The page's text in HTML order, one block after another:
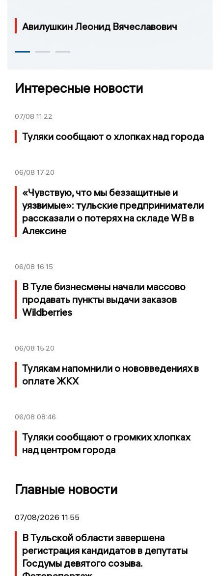
Авилушкин Леонид Вячеславович
Интересные новости
07/08 11:22
Туляки сообщают о хлопках над города
06/08 17:20
«Чувствую, что мы беззащитные и
уязвимые»: тульские предприниматели
рассказали о потерях на складе WB в
Алексине
06/08 16:15
В Туле бизнесмены начали массово
продавать пункты выдачи заказов
Wildberries
06/08 15:20
Тулякам напомнили о нововведениях в
оплате ЖКХ
06/08 08:46
Туляки сообщают о громких хлопках
над центром города
Главные новости
07/08/2026 11:55
В Тульской области завершена
регистрация кандидатов в депутаты
Госдумы девятого созыва.